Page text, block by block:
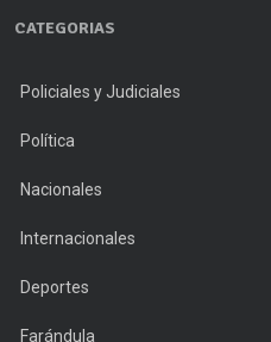
CATEGORIAS
Policiales y Judiciales
Política
Nacionales
Internacionales
Deportes
Farándula